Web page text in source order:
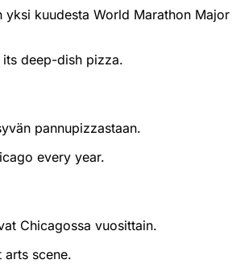
yksi kuudesta World Marathon Major
deep-dish pizza.
pannupizzastaan.
every year.
Chicagossa vuosittain.
scene.